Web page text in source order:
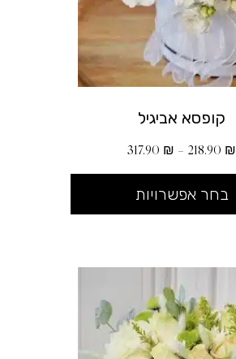
קופסא אביגיל
218.90 ₪
–
317.90 ₪
בחר אפשרויות